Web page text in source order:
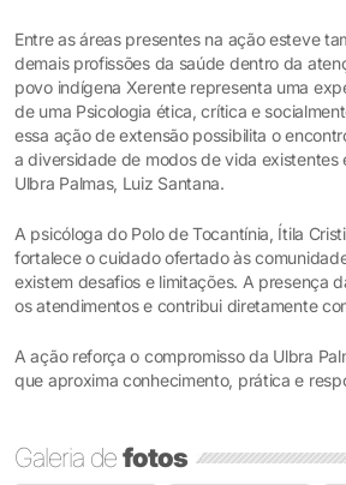
Entre as áreas presentes na ação esteve
demais profissões da saúde dentro da
povo indígena Xerente representa uma
de uma Psicologia ética, crítica e
essa ação de extensão possibilita o
a diversidade de modos de vida
Ulbra Palmas, Luiz Santana.
A psicóloga do Polo de Tocantínia, Ítila
fortalece o cuidado ofertado às
existem desafios e limitações. A presença
os atendimentos e contribui diretamente
A ação reforça o compromisso da Ulbra
que aproxima conhecimento, prática e
Galeria defotos